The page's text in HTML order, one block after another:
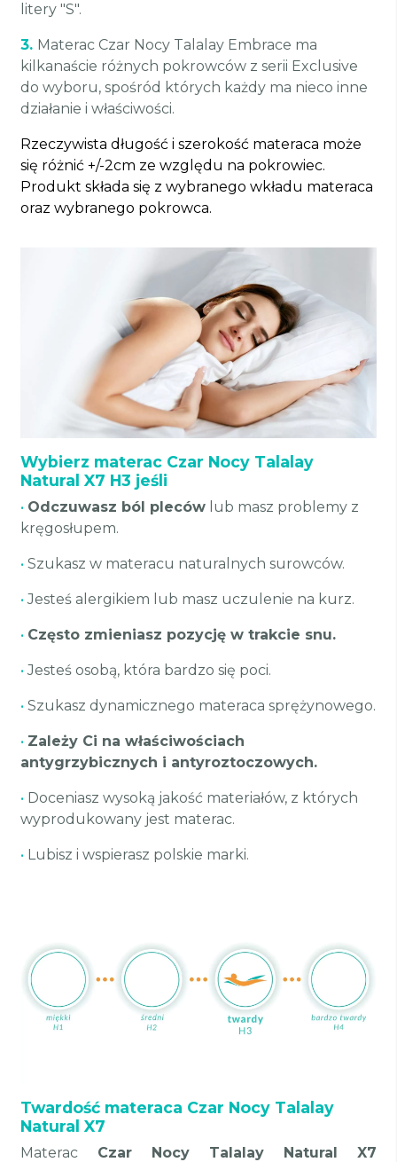
litery "S".
3. Materac Czar Nocy Talalay Embrace ma
kilkanaście różnych pokrowców z serii Exclusive
do wyboru, spośród których każdy ma nieco inne
działanie i właściwości.
Rzeczywista długość i szerokość materaca może
się różnić +/-2cm ze względu na pokrowiec.
Produkt składa się z wybranego wkładu materaca
oraz wybranego pokrowca.
Wybierz materac Czar Nocy Talalay
Natural X7 H3 jeśli
• Odczuwasz ból pleców lub masz problemy z
kręgosłupem.
• Szukasz w materacu naturalnych surowców.
•Jesteś alergikiem lub masz uczulenie na kurz.
• Często zmieniasz pozycję w trakcie snu.
•Jesteś osobą, która bardzo się poci.
• Szukasz dynamicznego materaca sprężynowego.
• Zależy Ci na właściwościach
antygrzybicznych i antyroztoczowych.
• Doceniasz wysoką jakość materiałów, z których
wyprodukowany jest materac.
• Lubisz i wspierasz polskie marki.
Twardość materaca Czar Nocy Talalay
Natural X7
Materac Czar Nocy Talalay Natural X7